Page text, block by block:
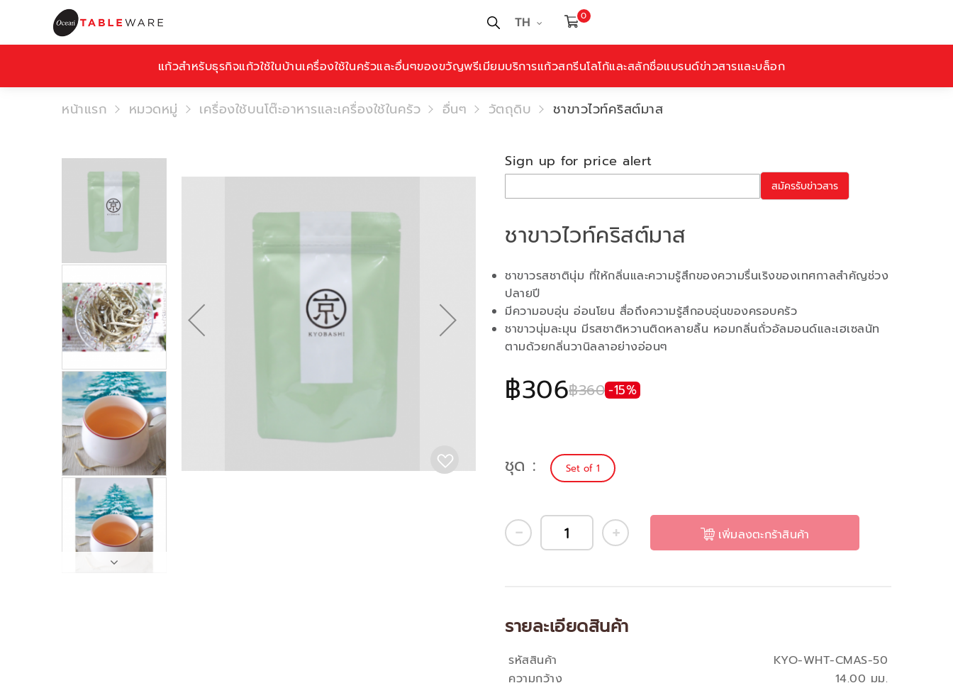
TH 0
แก้วสำหรับธุรกิจแก้วใช้ในบ้านเครื่องใช้ในครัวและอื่นๆของขวัญพรีเมียมบริการแก้วสกรีนโลโก้และสลักชื่อแบรนด์ข่าวสารและบล็อก
หน้าแรก หมวดหมู่ เครื่องใช้บนโต๊ะอาหารและเครื่องใช้ในครัว อื่นๆ วัตถุดิบ ชาขาวไวท์คริสต์มาส
ชาขาวไวท์คริสต์มาส
฿306฿360-15%
ชาขาวรสชาตินุ่ม ที่ให้กลิ่นและความรู้สึกของความรื่นเริงของเทศกาลสำคัญช่วง
ปลายปี
มีความอบอุ่น อ่อนโยน สื่อถึงความรู้สึกอบอุ่นของครอบครัว
ชาขาวนุ่มละมุน มีรสชาติหวานติดหลายลิ้น หอมกลิ่นถั่วอัลมอนด์และเฮเซลนัท
ตามด้วยกลิ่นวานิลลาอย่างอ่อนๆ
Sign up for price alert
สมัครรับข่าวสาร
ชุด Set of 1
เพิ่มลงตะกร้าสินค้า
รายละเอียดสินค้า
คุณสมบัติ
รหัสสินค้า KYO-WHT-CMAS-50
ความกว้าง
14.00 มม.